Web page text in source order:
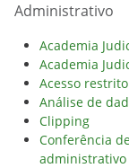
Administrativo
Academia
Academia
Acesso
Análise de
Clipping
Conferência
administrativo